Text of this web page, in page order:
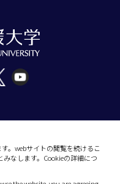
。webサイトの閲覧を続けるこ
なします。Cookieの詳細につ
790-